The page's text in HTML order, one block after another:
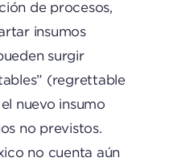
de procesos,
insumos
surgir
(regrettable
nuevo insumo
no previstos.
no cuenta aún